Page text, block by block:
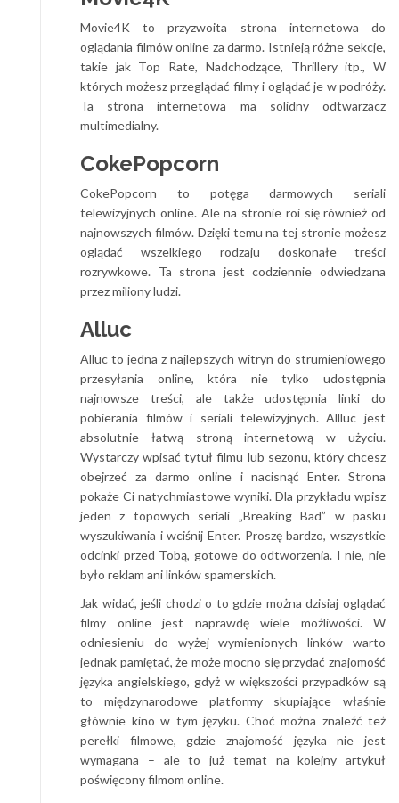
Movie4K to przyzwoita strona internetowa do
oglądania filmów online za darmo. Istnieją różne sekcje,
takie jak Top Rate, Nadchodzące, Thrillery itp., W
których możesz przeglądać filmy i oglądać je w podróży.
Ta strona internetowa ma solidny odtwarzacz
multimedialny.
CokePopcorn
CokePopcorn to potęga darmowych seriali
telewizyjnych online. Ale na stronie roi się również od
najnowszych filmów. Dzięki temu na tej stronie możesz
oglądać wszelkiego rodzaju doskonałe treści
rozrywkowe. Ta strona jest codziennie odwiedzana
przez miliony ludzi.
Alluc
Alluc to jedna z najlepszych witryn do strumieniowego
przesyłania online, która nie tylko udostępnia
najnowsze treści, ale także udostępnia linki do
pobierania filmów i seriali telewizyjnych. Allluc jest
absolutnie łatwą stroną internetową w użyciu.
Wystarczy wpisać tytuł filmu lub sezonu, który chcesz
obejrzeć za darmo online i nacisnąć Enter. Strona
pokaże Ci natychmiastowe wyniki. Dla przykładu wpisz
jeden z topowych seriali „Breaking Bad” w pasku
wyszukiwania iwciśnij Enter. Proszę bardzo, wszystkie
odcinki przed Tobą, gotowe do odtworzenia. I nie, nie
było reklam ani linków spamerskich.
Jak widać, jeśli chodzi o to gdzie można dzisiaj oglądać
filmy online jest naprawdę wiele możliwości. W
odniesieniu do wyżej wymienionych linków warto
jednak pamiętać, że może mocno się przydać znajomość
języka angielskiego, gdyż w większości przypadków są
to międzynarodowe platformy skupiające właśnie
głównie kino w tym języku. Choć można znaleźć też
perełki filmowe, gdzie znajomość języka nie jest
wymagana – ale to już temat na kolejny artykuł
poświęcony filmom online.